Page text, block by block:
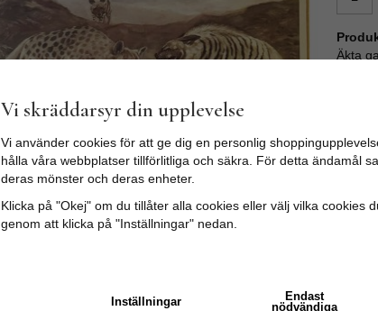
Äkta
Text:
Vi skräddarsyr din upplevelse
Vi använder cookies för att ge dig en personlig
hålla våra webbplatser tillförlitliga och säkra. För detta ändamål
deras mönster och deras enheter.
Klicka på "Okej" om du tillåter alla cookies eller välj vilka cookies
genom att klicka på "Inställningar" nedan.
Inställningar
Endast
nödvändiga